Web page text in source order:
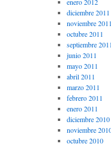
diciembre 2011
noviembre 2011
octubre 2011
septiembre 2011
junio 2011
mayo 2011
abril 2011
marzo 2011
febrero 2011
enero 2011
diciembre 2010
noviembre
octubre 2010